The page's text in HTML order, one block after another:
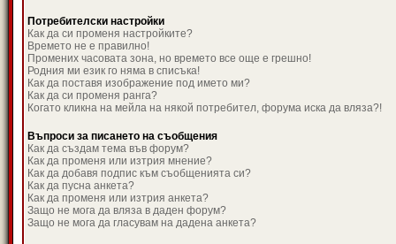
Потребителски настройки
Как да си променя настройките?
Времето не е правилно!
Промених часовата зона, но времето все още е грешно!
Родния ми език го няма в списъка!
Как да поставя изображение под името ми?
Как да си променя ранга?
Когато кликна на мейла на някой потребител, форума иска да вляза?!
Въпроси за писането на съобщения
Как да създам тема във форум?
Как да променя или изтрия мнение?
Как да добавя подпис към съобщенията си?
Как да пусна анкета?
Как да променя или изтрия анкета?
Защо не мога да вляза в даден форум?
Защо не мога да гласувам на дадена анкета?